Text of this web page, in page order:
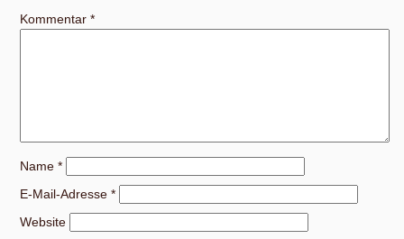
Kommentar*
Name*
E-Mail-Adresse*
Website